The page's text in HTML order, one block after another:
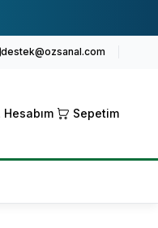
destek@ozsanal.com
Hesabım Sepetim